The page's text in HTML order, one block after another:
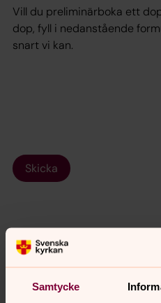
Samtycke
Vill du preliminärboka ett
dop, fyll i nedanstående
snart vi kan.
Skicka
Senast ändrad 19 februari 2024
Synpunkter eller
innehåll?